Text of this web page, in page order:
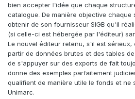
bien accepter l'idée que chaque
catalogue. De manière objective
obtenir de son fournisseur SIGB qu'il
(si celle-ci est hébergée par l'éditeur)
Le nouvel éditeur retenu, s'il est
partir de données brutes et des tables
de s'appuyer sur des exports de fait
donne des exemples parfaitement
qualifient de manière utile le fonds et ne
Unimarc.